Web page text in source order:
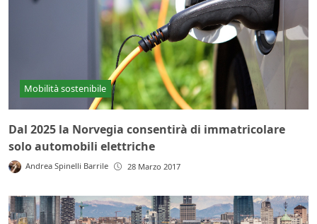
Mobilità sostenibile
Dal 2025 la Norvegia consentirà di immatricolare
solo automobili elettriche
Andrea Spinelli Barrile 28 Marzo 2017